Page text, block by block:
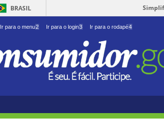
BRASIL
Ir para o menu2 Ir para o login3 Ir para o rodapé4